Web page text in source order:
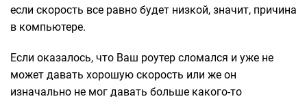
если скорость все равно будет низкой, значит, причина
в компьютере.
Если оказалось, что Ваш роутер сломался и уже не
может давать хорошую скорость или же он
изначально не мог давать больше какого-то